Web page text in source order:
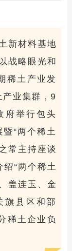
新材料基地
战略眼光和
稀土产业发
产业集群，9
府举行包头
“两个稀土
常主持座谈
“两个稀土
盖连玉、金
旗县区和部
稀土企业负